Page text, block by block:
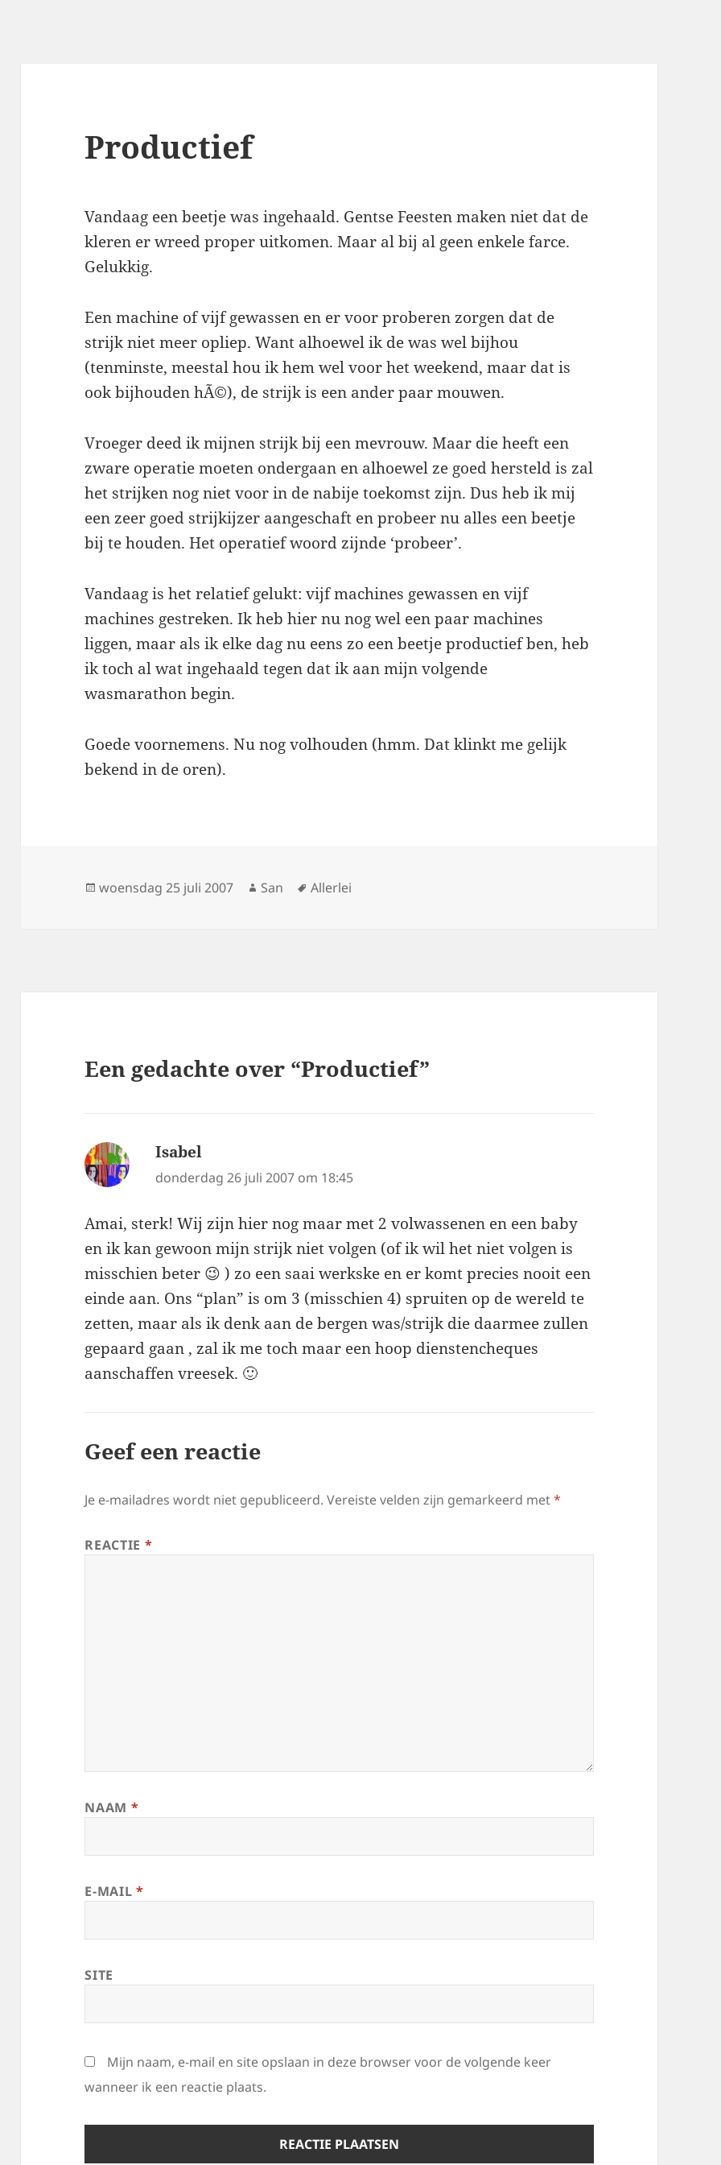
Productief
Vandaag een beetje was ingehaald. Gentse Feesten maken niet dat de
kleren er wreed proper uitkomen. Maar al bij al geen enkele farce.
Gelukkig.
Een machine of vijf gewassen en er voor proberen zorgen dat de
strijk niet meer opliep. Want alhoewel ik de was wel bijhou
(tenminste, meestal hou ik hem wel voor het weekend, maar dat is
ook bijhouden hÃ©), de strijk is een ander paar mouwen.
Vroeger deed ik mijnen strijk bij een mevrouw. Maar die heeft een
zware operatie moeten ondergaan en alhoewel ze goed hersteld is zal
het strijken nog niet voor in de nabije toekomst zijn. Dus heb ik mij
een zeer goed strijkijzer aangeschaft en probeer nu alles een beetje
bij te houden. Het operatief woord zijnde ‘probeer’.
Vandaag is het relatief gelukt: vijf machines gewassen en vijf
machines gestreken. Ik heb hier nu nog wel een paar machines
liggen, maar als ik elke dag nu eens zo een beetje productief ben, heb
ik toch al wat ingehaald tegen dat ik aan mijn volgende
wasmarathon begin.
Goede voornemens. Nu nog volhouden (hmm. Dat klinkt me gelijk
bekend in de oren).
Geplaatst
woensdag 25 juli 2007 Auteur
San Tags
Allerlei
Een gedachte over “Productief”
Isabel
donderdag 26 juli 2007 om 18:45
Amai, sterk! Wij zijn hier nog maar met 2 volwassenen en een baby
en ik kan gewoon mijn strijk niet volgen (of ik wil het niet volgen is
misschien beter 😉 ) zo een saai werkske en er komt precies nooit een
einde aan. Ons “plan” is om 3 (misschien 4) spruiten op de wereld te
zetten, maar als ik denk aan de bergen was/strijk die daarmee zullen
gepaard gaan , zal ik me toch maar een hoop dienstencheques
aanschaffen vreesek. 🙂
Geef een reactie
Je e-mailadres wordt niet gepubliceerd. Vereiste velden zijn gemarkeerd met*
REACTIE *
NAAM *
E-MAIL *
SITE
Mijn naam, e-mail en site opslaan in deze browser voor de volgende keer
wanneer ik een reactie plaats.